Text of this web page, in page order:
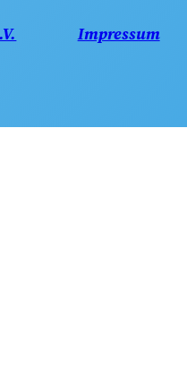
Impressum